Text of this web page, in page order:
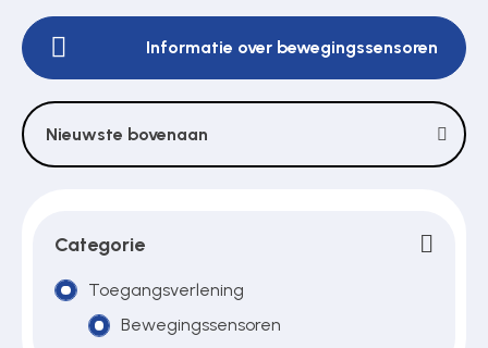
Sloten
Toegangscontrole
Toegangsverlening
Voedingen
Informatie over bewegingssensoren
Nieuwste bovenaan
Categorie
Toegangsverlening
Bewegingssensoren